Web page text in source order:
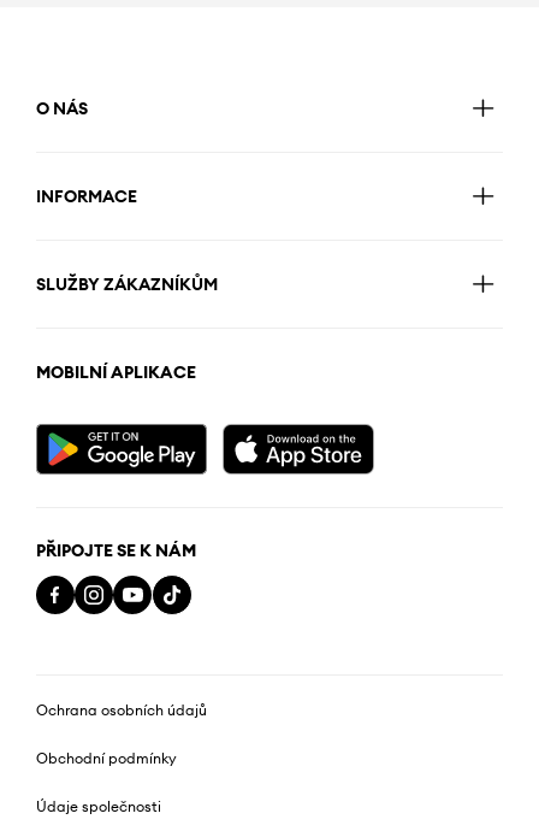
O NÁS
INFORMACE
SLUŽBY ZÁKAZNÍKŮM
MOBILNÍ APLIKACE
PŘIPOJTE SE K NÁM
Ochrana osobních údajů
Obchodní podmínky
Údaje společnosti